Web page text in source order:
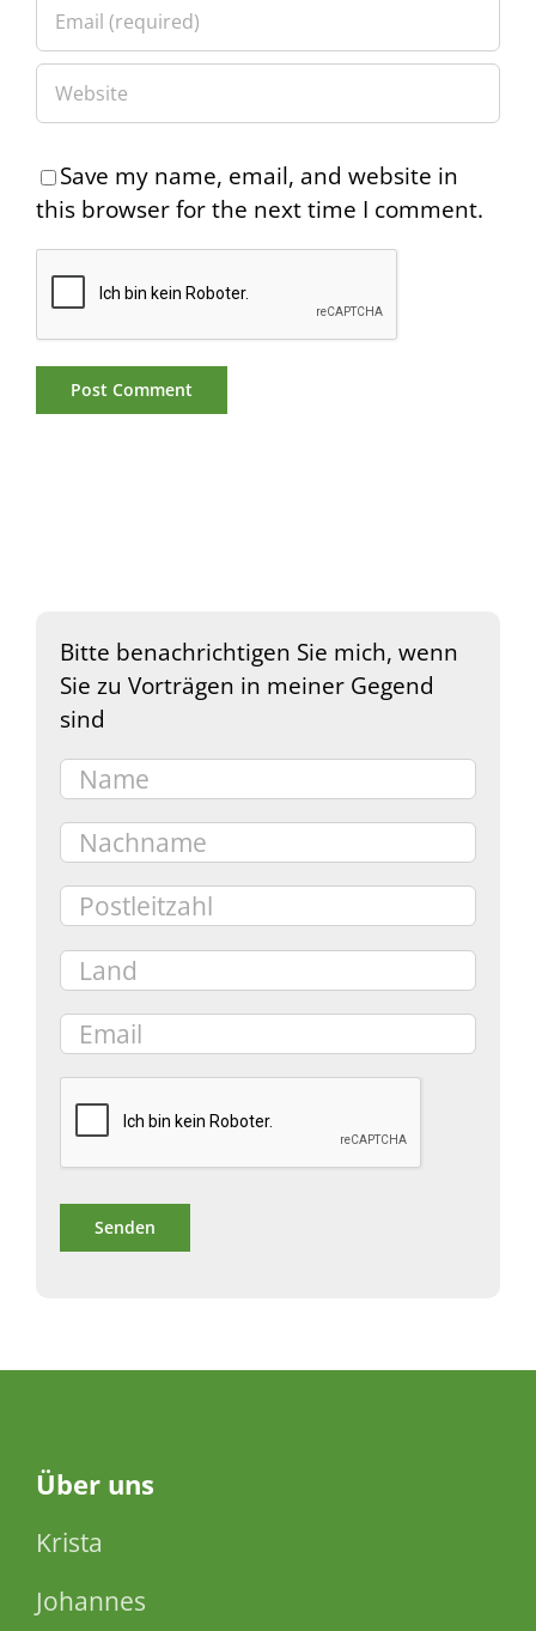
Save my name, email, and website in
this browser for the next time I comment.
Bitte benachrichtigen Sie mich, wenn
Sie zu Vorträgen in meiner Gegend
sind
Über uns
Krista
Johannes